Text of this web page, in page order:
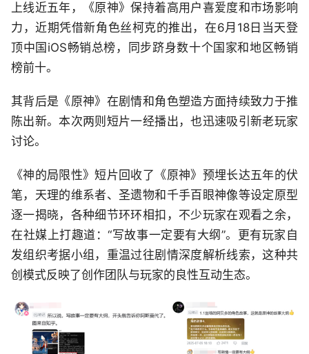
上线近五年，《原神》保持着高用户喜爱度和市场影响
力，近期凭借新角色丝柯克的推出，在6月18日当天登
顶中国iOS畅销总榜，同步跻身数十个国家和地区畅销
榜前十。
其背后是《原神》在剧情和角色塑造方面持续致力于推
陈出新。本次两则短片一经播出，也迅速吸引新老玩家
讨论。
《神的局限性》短片回收了《原神》预埋长达五年的伏
笔，天理的维系者、圣遗物和千手百眼神像等设定原型
逐一揭晓，各种细节环环相扣，不少玩家在观看之余，
在社媒上打趣道：“写故事一定要有大纲”。更有玩家自
发组织考据小组，重温过往剧情深度解析线索，这种共
创模式反映了创作团队与玩家的良性互动生态。